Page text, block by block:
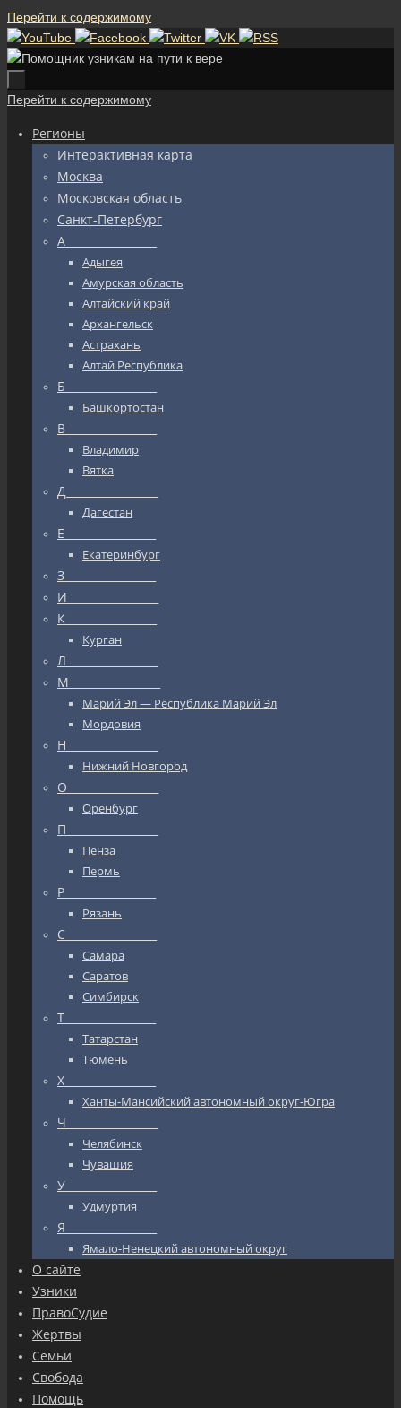
Перейти к содержимому
Перейти к содержимому
Регионы
Интерактивная карта
Москва
Московская область
Санкт-Петербург
А_________________
Адыгея
Амурская область
Алтайский край
Архангельск
Астрахань
Алтай Республика
Б_________________
Башкортостан
В_________________
Владимир
Вятка
Д_________________
Дагестан
Е_________________
Екатеринбург
З_________________
И_________________
К_________________
Курган
Л_________________
М_________________
Марий Эл — Республика Марий Эл
Мордовия
Н_________________
Нижний Новгород
О_________________
Оренбург
П_________________
Пенза
Пермь
Р_________________
Рязань
С_________________
Самара
Саратов
Симбирск
Т_________________
Татарстан
Тюмень
Х_________________
Ханты-Мансийский автономный округ-Югра
Ч_________________
Челябинск
Чувашия
У_________________
Удмуртия
Я_________________
Ямало-Ненецкий автономный округ
О сайте
Узники
ПравоСудие
Жертвы
Семьи
Свобода
Помощь